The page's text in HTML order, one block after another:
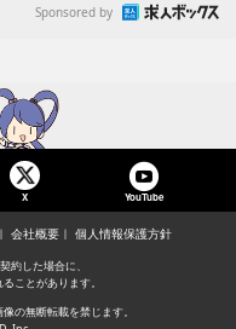
Sponsored by
X YouTube
会社概要 個人情報保護方針
約した場合に、
ことがあります。
の無断転載を禁じます。